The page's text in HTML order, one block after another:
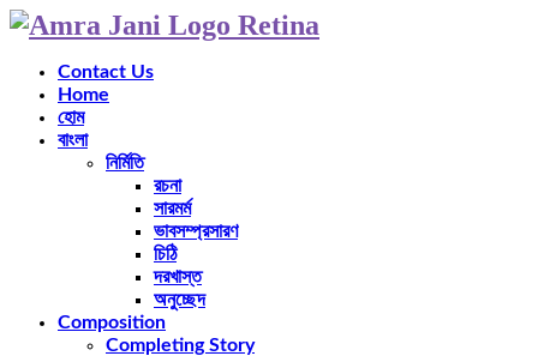
Contact Us
Home
হোম
বাংলা
নির্মিতি
রচনা
সারমর্ম
ভাবসম্প্রসারণ
চিঠি
দরখাস্ত
অনুচ্ছেদ
Composition
Completing Story